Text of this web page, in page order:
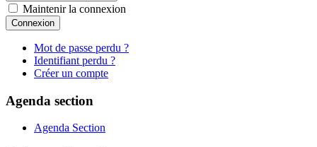
Maintenir la connexion
Connexion
Mot de passe perdu ?
Identifiant perdu ?
Créer un compte
Agenda section
Agenda Section